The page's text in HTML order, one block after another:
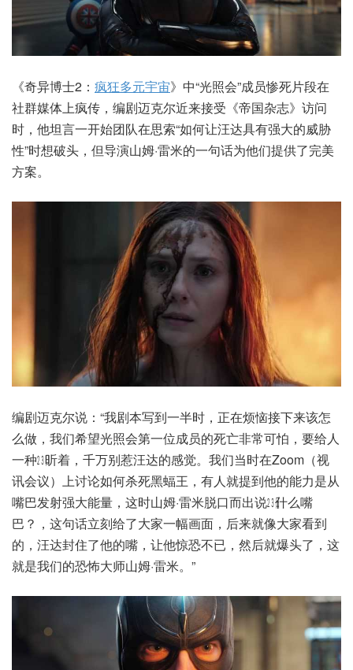
《奇异博士2： 疯狂多元宇宙》中“光照会”成员惨死片段在
社群媒体上疯传，编剧迈克尔近来接受《帝国杂志》访问
时，他坦言一开始团队在思索“如何让汪达具有强大的威胁
性”时想破头，但导演山姆·雷米的一句话为他们提供了完美
方案。
编剧迈克尔说：“我剧本写到一半时，正在烦恼接下来该怎
么做，我们希望光照会第一位成员的死亡非常可怕，要给人
一种㏶听着，千万别惹汪达的感觉。我们当时在Zoom（视
讯会议）上讨论如何杀死黑蝠王，有人就提到他的能力是从
嘴巴发射强大能量，这时山姆·雷米脱口而出说㏶什么嘴
巴？，这句话立刻给了大家一幅画面，后来就像大家看到
的，汪达封住了他的嘴，让他惊恐不已，然后就爆头了，这
就是我们的恐怖大师山姆·雷米。”